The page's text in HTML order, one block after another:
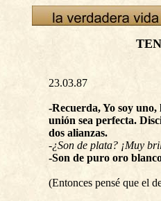
23.03.87
-Recuerda, Yo soy
unión sea perfecta.
dos alianzas.
-¿Son de plata? ¡Muy
-Son de puro oro
(Entonces pensé que el